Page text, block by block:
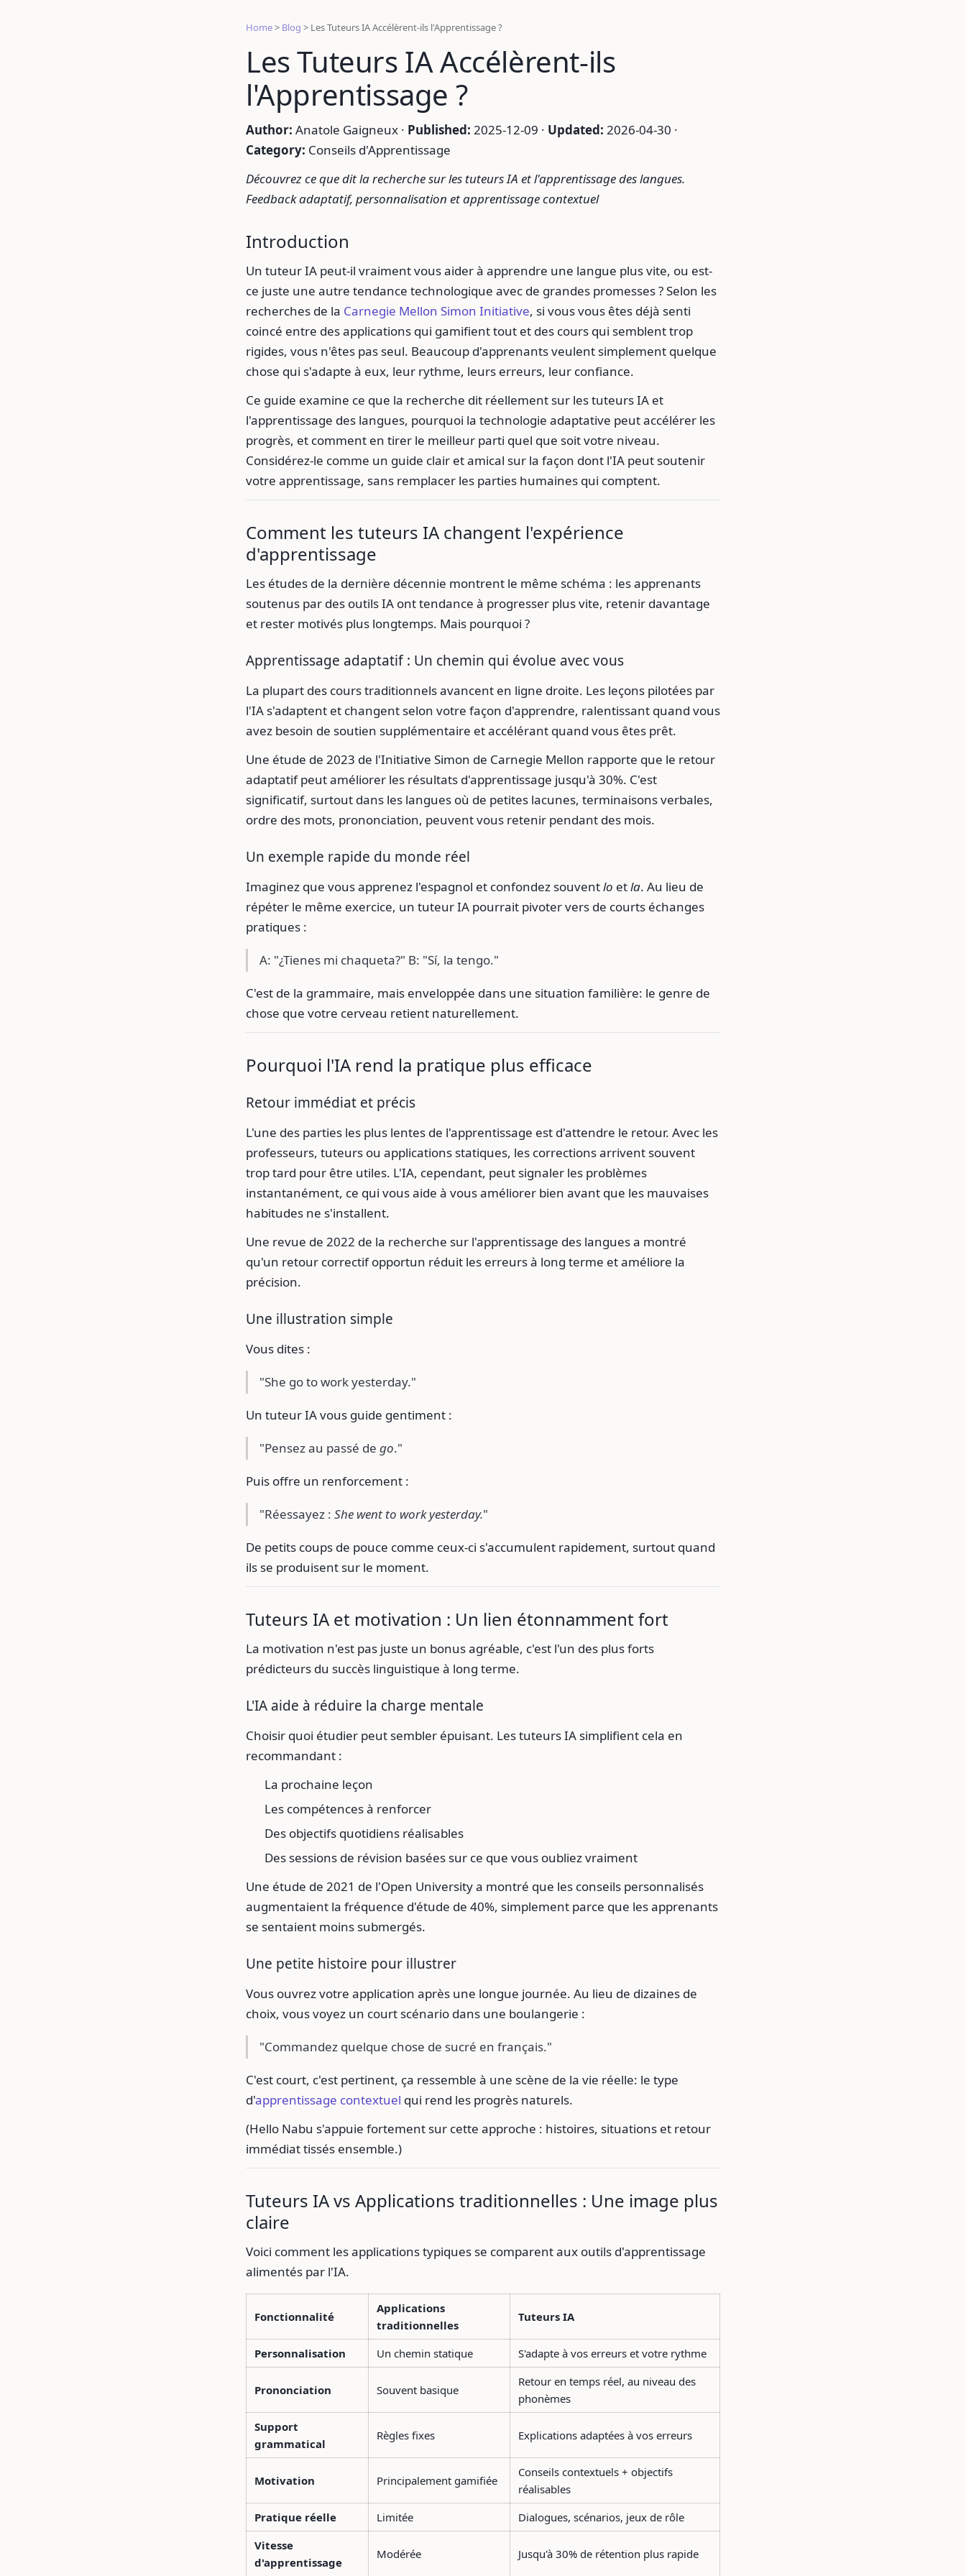
Home> Blog > Les Tuteurs IA Accélèrent-ils l'Apprentissage ?
Les Tuteurs IA Accélèrent-ils
l'Apprentissage ?
Author: Anatole Gaigneux · Published: 2025-12-09 · Updated: 2026-04-30 ·
Category: Conseils d'Apprentissage
Découvrez ce que dit la recherche sur les tuteurs IA et l'apprentissage des langues.
Feedback adaptatif, personnalisation et apprentissage contextuel
Introduction
Un tuteur IA peut-il vraiment vous aider à apprendre une langue plus vite, ou est-
ce juste une autre tendance technologique avec de grandes promesses ? Selon les
recherches de la Carnegie Mellon Simon Initiative, si vous vous êtes déjà senti
coincé entre des applications qui gamifient tout et des cours qui semblent trop
rigides, vous n'êtes pas seul. Beaucoup d'apprenants veulent simplement quelque
chose qui s'adapte à eux, leur rythme, leurs erreurs, leur confiance.
Ce guide examine ce que la recherche dit réellement sur les tuteurs IA et
l'apprentissage des langues, pourquoi la technologie adaptative peut accélérer les
progrès, et comment en tirer le meilleur parti quel que soit votre niveau.
Considérez-le comme un guide clair et amical sur la façon dont l'IA peut soutenir
votre apprentissage, sans remplacer les parties humaines qui comptent.
Comment les tuteurs IA changent l'expérience
d'apprentissage
Les études de la dernière décennie montrent le même schéma : les apprenants
soutenus par des outils IA ont tendance à progresser plus vite, retenir davantage
et rester motivés plus longtemps. Mais pourquoi ?
Apprentissage adaptatif : Un chemin qui évolue avec vous
La plupart des cours traditionnels avancent en ligne droite. Les leçons pilotées par
l'IA s'adaptent et changent selon votre façon d'apprendre, ralentissant quand vous
avez besoin de soutien supplémentaire et accélérant quand vous êtes prêt.
Une étude de 2023 de l'Initiative Simon de Carnegie Mellon rapporte que le retour
adaptatif peut améliorer les résultats d'apprentissage jusqu'à 30%. C'est
significatif, surtout dans les langues où de petites lacunes, terminaisons verbales,
ordre des mots, prononciation, peuvent vous retenir pendant des mois.
Un exemple rapide du monde réel
Imaginez que vous apprenez l'espagnol et confondez souventlo etla. Au lieu de
répéter le même exercice, un tuteur IA pourrait pivoter vers de courts échanges
pratiques :
A: "¿Tienes mi chaqueta?" B: "Sí, la tengo."
C'est de la grammaire, mais enveloppée dans une situation familière: le genre de
chose que votre cerveau retient naturellement.
Pourquoi l'IA rend la pratique plus efficace
Retour immédiat et précis
L'une des parties les plus lentes de l'apprentissage est d'attendre le retour. Avec les
professeurs, tuteurs ou applications statiques, les corrections arrivent souvent
trop tard pour être utiles. L'IA, cependant, peut signaler les problèmes
instantanément, ce qui vous aide à vous améliorer bien avant que les mauvaises
habitudes ne s'installent.
Une revue de 2022 de la recherche sur l'apprentissage des langues a montré
qu'un retour correctif opportun réduit les erreurs à long terme et améliore la
précision.
Une illustration simple
Vous dites :
"She go to work yesterday."
Un tuteur IA vous guide gentiment :
"Pensez au passé de go."
Puis offre un renforcement :
"Réessayez : She went to work yesterday."
De petits coups de pouce comme ceux-ci s'accumulent rapidement, surtout quand
ils se produisent sur le moment.
Tuteurs IA et motivation : Un lien étonnamment fort
La motivation n'est pas juste un bonus agréable, c'est l'un des plus forts
prédicteurs du succès linguistique à long terme.
L'IA aide à réduire la charge mentale
Choisir quoi étudier peut sembler épuisant. Les tuteurs IA simplifient cela en
recommandant :
La prochaine leçon
Les compétences à renforcer
Des objectifs quotidiens réalisables
Des sessions de révision basées sur ce que vous oubliez vraiment
Une étude de 2021 de l'Open University a montré que les conseils personnalisés
augmentaient la fréquence d'étude de 40%, simplement parce que les apprenants
se sentaient moins submergés.
Une petite histoire pour illustrer
Vous ouvrez votre application après une longue journée. Au lieu de dizaines de
choix, vous voyez un court scénario dans une boulangerie :
"Commandez quelque chose de sucré en français."
C'est court, c'est pertinent, ça ressemble à une scène de la vie réelle: le type
d'apprentissage contextuel qui rend les progrès naturels.
(Hello Nabu s'appuie fortement sur cette approche : histoires, situations et retour
immédiat tissés ensemble.)
Tuteurs IA vs Applications traditionnelles : Une image plus
claire
Voici comment les applications typiques se comparent aux outils d'apprentissage
alimentés par l'IA.
Fonctionnalité
Applications
traditionnelles
Tuteurs IA
Personnalisation Un chemin statique S'adapte à vos erreurs et votre rythme
Prononciation Souvent basique
Retour en temps réel, au niveau des
phonèmes
Support
grammatical
Règles fixes Explications adaptées à vos erreurs
Motivation Principalement gamifiée
Conseils contextuels + objectifs
réalisables
Pratique réelle
Limitée
Dialogues, scénarios, jeux de rôle
Vitesse
d'apprentissage
Modérée Jusqu'à 30% de rétention plus rapide